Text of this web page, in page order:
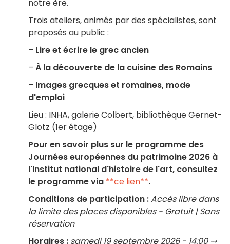
notre ère.
Trois ateliers, animés par des spécialistes, sont
proposés au public :
– Lire et écrire le grec ancien
– À la découverte de la cuisine des Romains
– Images grecques et romaines, mode
d'emploi
Lieu : INHA, galerie Colbert, bibliothèque Gernet-
Glotz (1er étage)
Pour en savoir plus sur le programme des
Journées européennes du patrimoine 2026 à
l'Institut national d'histoire de l'art, consultez
le programme via **ce lien**.
Conditions de participation :Accès libre dans
la limite des places disponibles - Gratuit | Sans
réservation
Horaires : samedi 19 septembre 2026 - 14:00 ⤏